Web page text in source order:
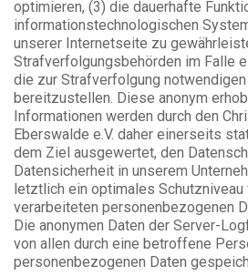
optimieren, (3) die dauerhafte
informationstechnologischen
unserer Internetseite zu
Strafverfolgungsbehörden im Falle
die zur Strafverfolgung
bereitzustellen. Diese anonym
Informationen werden durch den
Eberswalde e.V. daher einerseits
dem Ziel ausgewertet, den
Datensicherheit in unserem
letztlich ein optimales Schutzniveau
verarbeiteten personenbezogenen
Die anonymen Daten der Server-
von allen durch eine betroffene
personenbezogenen Daten